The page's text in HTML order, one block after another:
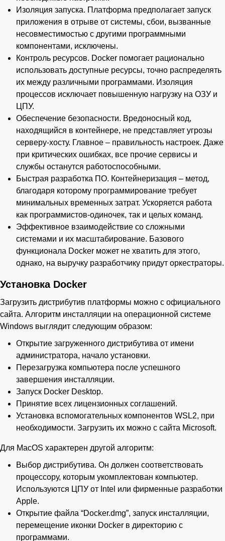
Изоляция запуска. Платформа предполагает запуск
приложения в отрыве от системы, сбои, вызванные
несовместимостью с другими программными
компонентами, исключены.
Контроль ресурсов. Docker помогает рационально
использовать доступные ресурсы, точно распределять
их между различными программами. Изоляция
процессов исключает повышенную нагрузку на ОЗУ и
ЦПУ.
Обеспечение безопасности. Вредоносный код,
находящийся в контейнере, не представляет угрозы
серверу-хосту. Главное – правильность настроек. Даже
при критических ошибках, все прочие сервисы и
службы останутся работоспособными.
Быстрая разработка ПО. Контейнеризация – метод,
благодаря которому программирование требует
минимальных временных затрат. Ускоряется работа
как программистов-одиночек, так и целых команд.
Эффективное взаимодействие со сложными
системами и их масштабирование. Базового
функционала Docker может не хватить для этого,
однако, на выручку разработчику придут оркестраторы.
Установка Docker
Загрузить дистрибутив платформы можно с официального
сайта. Алгоритм инсталляции на операционной системе
Windows выглядит следующим образом:
Открытие загруженного дистрибутива от имени
администратора, начало установки.
Перезагрузка компьютера после успешного
завершения инсталляции.
Запуск Docker Desktop.
Принятие всех лицензионных соглашений.
Установка вспомогательных компонентов WSL2, при
необходимости. Загрузить их можно с сайта Microsoft.
Для MacOS характерен другой алгоритм:
Выбор дистрибутива. Он должен соответствовать
процессору, которым укомплектован компьютер.
Используются ЦПУ от Intel или фирменные разработки
Apple.
Открытие файла “Docker.dmg”, запуск инсталляции,
перемещение иконки Docker в директорию с
программами.